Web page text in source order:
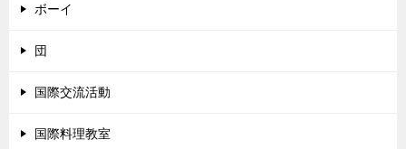
ボーイ
団
国際交流活動
国際料理教室